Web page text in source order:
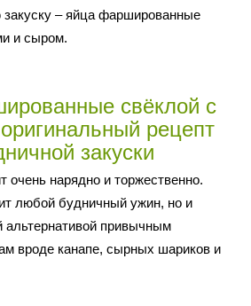
закуску – яйца фаршированные
и сыром.
свёклой с
рецепт
закуски
очень нарядно и торжественно.
любой будничный ужин, но и
альтернативой привычным
вроде канапе, сырных шариков и